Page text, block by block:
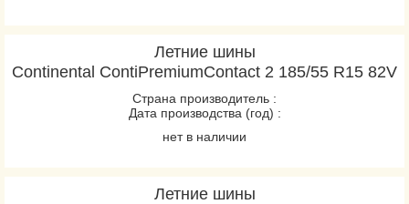
Летние шины
Continental ContiPremiumContact 2 185/55 R15 82V
Страна производитель :
Дата производства (год) :
нет в наличии
Летние шины